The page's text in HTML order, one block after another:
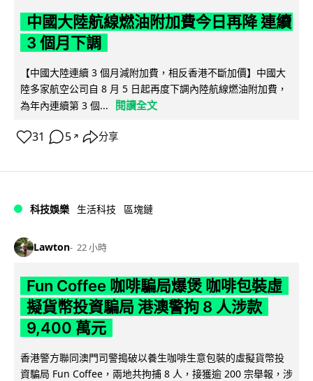
中國大陸航線燃油附加費今日再降 連續
3 個月下調
【中國大陸連續 3 個月減附加費，相反香港不斷加價】中國大
陸多家航空公司自 8 月 5 日起再度下調內陸航線燃油附加費，
為年內連續第 3 個...
閱讀全文
31 5 ↗ 分享
科技娛樂 生活科技 區塊鏈
Lawton 22 小時
Fun Coffee 咖啡騙局爆煲 咖啡包裝虛
擬貨幣投資騙局 港澳警拘 8 人涉款
9,400 萬元
香港警方聯同澳門司警搗破以養生咖啡生意包裝的虛擬貨幣投
資騙局 Fun Coffee，兩地共拘捕 8 人，接獲逾 200 宗舉報，涉